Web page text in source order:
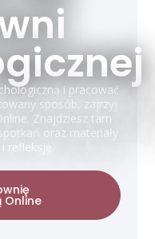
i pracować
sposób, zajrzyj
Znajdziesz tam
oraz materiały
refleksję.
Online